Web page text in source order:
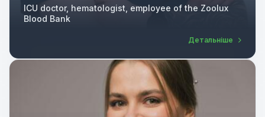
ICU doctor, hematologist, employee of the Zoolux
Blood Bank
Детальніше